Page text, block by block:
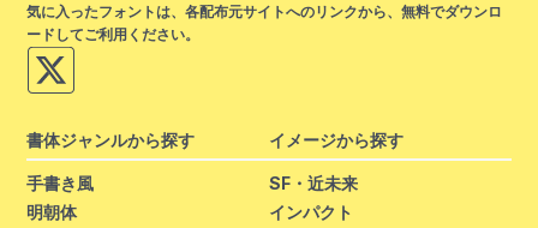
気に入ったフォントは、各配布元サイトへのリンクから、無料でダウンロ
ードしてご利用ください。
書体ジャンルから探す
手書き風
明朝体
イメージから探す
SF・近未来
インパクト